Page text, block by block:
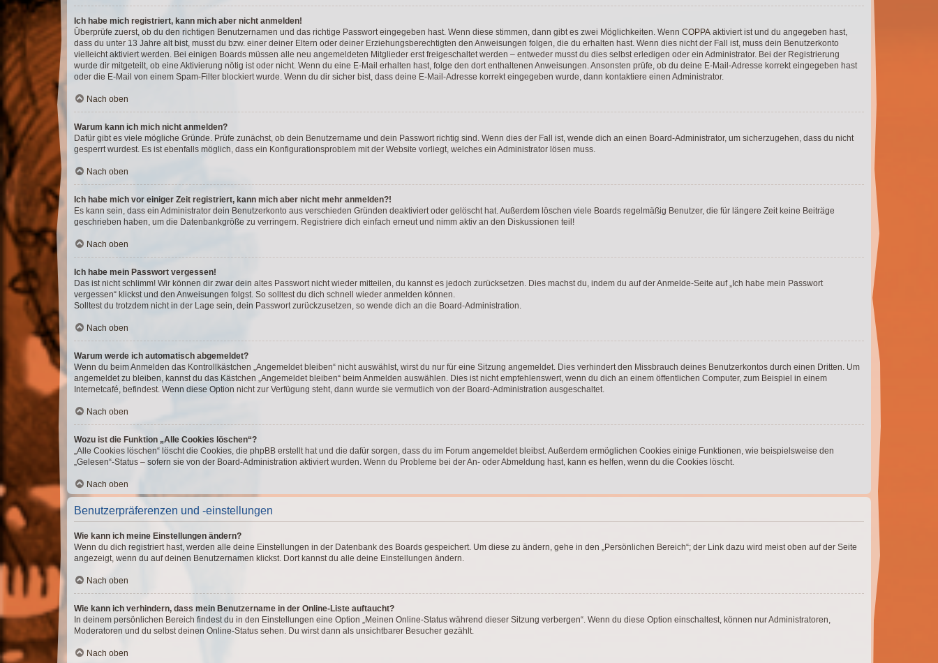
Ich habe mich registriert, kann mich aber nicht anmelden!
Überprüfe zuerst, ob du den richtigen Benutzernamen und das richtige Passwort eingegeben hast. Wenn diese stimmen, dann gibt es zwei Möglichkeiten. Wenn COPPA aktiviert ist und du angegeben hast,
dass du unter 13 Jahre alt bist, musst du bzw. einer deiner Eltern oder deiner Erziehungsberechtigten den Anweisungen folgen, die du erhalten hast. Wenn dies nicht der Fall ist, muss dein Benutzerkonto
vielleicht aktiviert werden. Bei einigen Boards müssen alle neu angemeldeten Mitglieder erst freigeschaltet werden – entweder musst du dies selbst erledigen oder ein Administrator. Bei der Registrierung
wurde dir mitgeteilt, ob eine Aktivierung nötig ist oder nicht. Wenn du eine E-Mail erhalten hast, folge den dort enthaltenen Anweisungen. Ansonsten prüfe, ob du deine E-Mail-Adresse korrekt eingegeben hast
oder die E-Mail von einem Spam-Filter blockiert wurde. Wenn du dir sicher bist, dass deine E-Mail-Adresse korrekt eingegeben wurde, dann kontaktiere einen Administrator.
Nach oben
Warum kann ich mich nicht anmelden?
Dafür gibt es viele mögliche Gründe. Prüfe zunächst, ob dein Benutzername und dein Passwort richtig sind. Wenn dies der Fall ist, wende dich an einen Board-Administrator, um sicherzugehen, dass du nicht
gesperrt wurdest. Es ist ebenfalls möglich, dass ein Konfigurationsproblem mit der Website vorliegt, welches ein Administrator lösen muss.
Nach oben
Ich habe mich vor einiger Zeit registriert, kann mich aber nicht mehr anmelden?!
Es kann sein, dass ein Administrator dein Benutzerkonto aus verschieden Gründen deaktiviert oder gelöscht hat. Außerdem löschen viele Boards regelmäßig Benutzer, die für längere Zeit keine Beiträge
geschrieben haben, um die Datenbankgröße zu verringern. Registriere dich einfach erneut und nimm aktiv an den Diskussionen teil!
Nach oben
Ich habe mein Passwort vergessen!
Das ist nicht schlimm! Wir können dir zwar dein altes Passwort nicht wieder mitteilen, du kannst es jedoch zurücksetzen. Dies machst du, indem du auf der Anmelde-Seite auf „Ich habe mein Passwort
vergessen“ klickst und den Anweisungen folgst. So solltest du dich schnell wieder anmelden können.
Solltest du trotzdem nicht in der Lage sein, dein Passwort zurückzusetzen, so wende dich an die Board-Administration.
Nach oben
Warum werde ich automatisch abgemeldet?
Wenn du beim Anmelden das Kontrollkästchen „Angemeldet bleiben“ nicht auswählst, wirst du nur für eine Sitzung angemeldet. Dies verhindert den Missbrauch deines Benutzerkontos durch einen Dritten. Um
angemeldet zu bleiben, kannst du das Kästchen „Angemeldet bleiben“ beim Anmelden auswählen. Dies ist nicht empfehlenswert, wenn du dich an einem öffentlichen Computer, zum Beispiel in einem
Internetcafé, befindest. Wenn diese Option nicht zur Verfügung steht, dann wurde sie vermutlich von der Board-Administration ausgeschaltet.
Nach oben
Wozu ist die Funktion „Alle Cookies löschen“?
„Alle Cookies löschen“ löscht die Cookies, die phpBB erstellt hat und die dafür sorgen, dass du im Forum angemeldet bleibst. Außerdem ermöglichen Cookies einige Funktionen, wie beispielsweise den
„Gelesen“-Status – sofern sie von der Board-Administration aktiviert wurden. Wenn du Probleme bei der An- oder Abmeldung hast, kann es helfen, wenn du die Cookies löscht.
Nach oben
Benutzerpräferenzen und -einstellungen
Wie kann ich meine Einstellungen ändern?
Wenn du dich registriert hast, werden alle deine Einstellungen in der Datenbank des Boards gespeichert. Um diese zu ändern, gehe in den „Persönlichen Bereich“; der Link dazu wird meist oben auf der Seite
angezeigt, wenn du auf deinen Benutzernamen klickst. Dort kannst du alle deine Einstellungen ändern.
Nach oben
Wie kann ich verhindern, dass mein Benutzername in der Online-Liste auftaucht?
In deinem persönlichen Bereich findest du in den Einstellungen eine Option „Meinen Online-Status während dieser Sitzung verbergen“. Wenn du diese Option einschaltest, können nur Administratoren,
Moderatoren und du selbst deinen Online-Status sehen. Du wirst dann als unsichtbarer Besucher gezählt.
Nach oben